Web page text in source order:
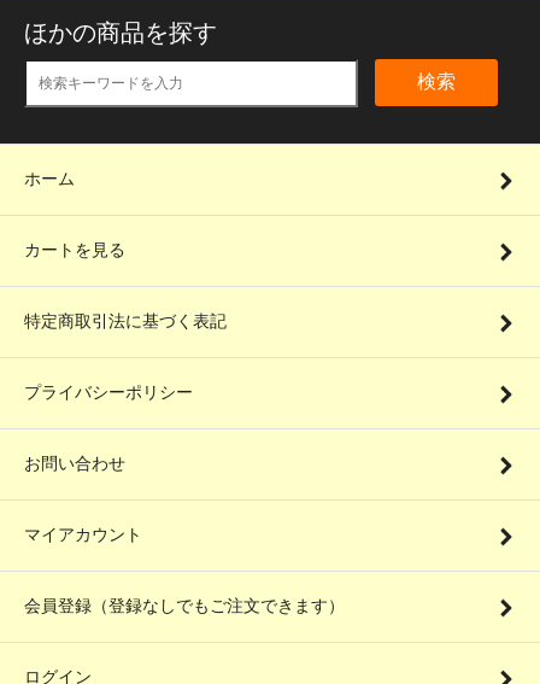
ほかの商品を探す
検索
ホーム
カートを見る
特定商取引法に基づく表記
プライバシーポリシー
お問い合わせ
マイアカウント
会員登録（登録なしでもご注文できます）
ログイン